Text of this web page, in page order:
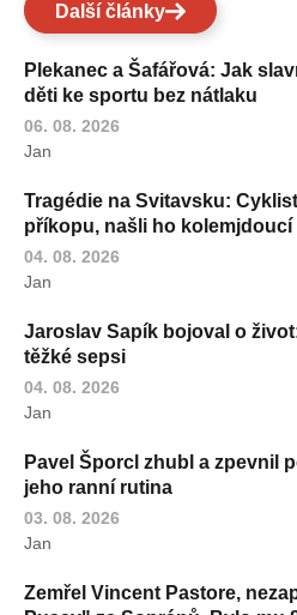
Další články
Plekanec a Šafářová: Jak
děti ke sportu bez nátlaku
06. 08. 2026
Jan
Tragédie na Svitavsku:
příkopu, našli ho kolemjdoucí
04. 08. 2026
Jan
Jaroslav Sapík bojoval o
těžké sepsi
04. 08. 2026
Jan
Pavel Šporcl zhubl a zpevnil
jeho ranní rutina
03. 08. 2026
Jan
Zemřel Vincent Pastore,